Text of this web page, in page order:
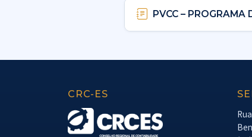
PVCC –
CRC-ES